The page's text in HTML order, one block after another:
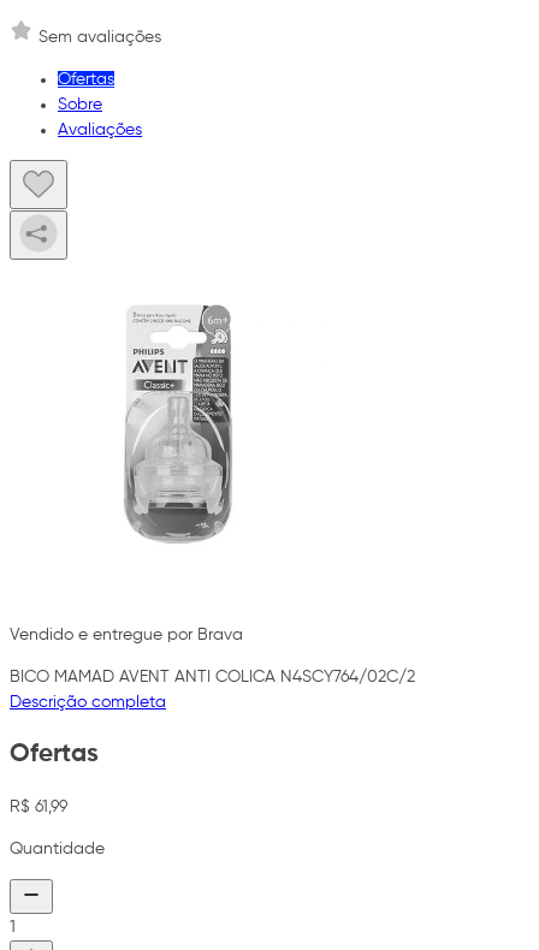
Sem avaliações
Ofertas
Sobre
Avaliações
Vendido e entregue por Brava
BICO MAMAD AVENT ANTI COLICA N4SCY764/02C/2
Descrição completa
Ofertas
R$ 61,99
Quantidade
1